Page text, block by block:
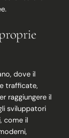
dove il
trafficate,
raggiungere il
sviluppatori
come il